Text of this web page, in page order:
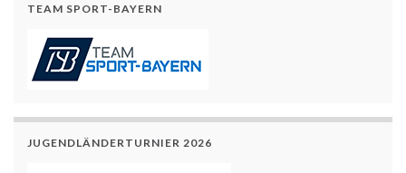
TEAM SPORT-BAYERN
JUGENDLÄNDERTURNIER 2026